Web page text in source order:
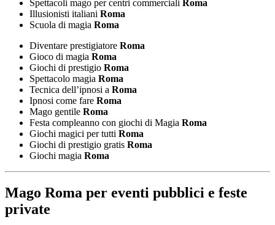
Spettacoli mago per centri commerciali Roma
Illusionisti italiani Roma
Scuola di magia Roma
Diventare prestigiatore Roma
Gioco di magia Roma
Giochi di prestigio Roma
Spettacolo magia Roma
Tecnica dell’ipnosi a Roma
Ipnosi come fare Roma
Mago gentile Roma
Festa compleanno con giochi di Magia Roma
Giochi magici per tutti Roma
Giochi di prestigio gratis Roma
Giochi magia Roma
Mago Roma per eventi pubblici e feste
private